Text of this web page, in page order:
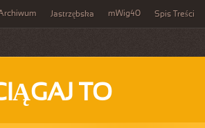
Jastrzębska mWig40 Spis Treści
TO